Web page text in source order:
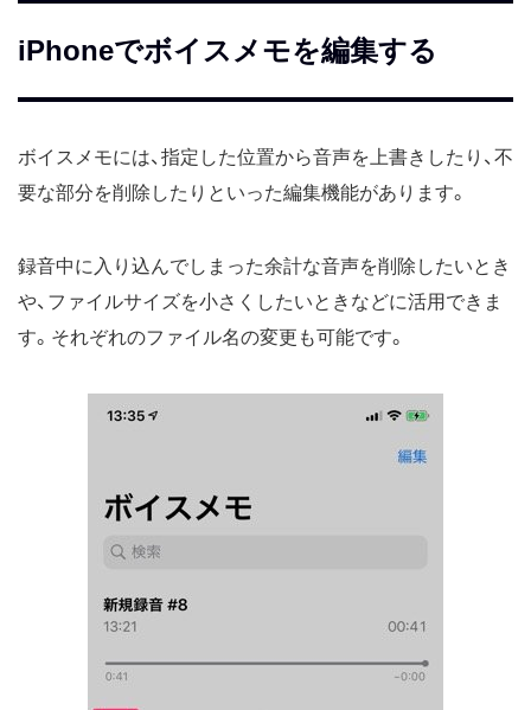
iPhoneでボイスメモを編集する
ボイスメモには、指定した位置から音声を上書きしたり、不
要な部分を削除したりといった編集機能があります。
録音中に入り込んでしまった余計な音声を削除したいとき
や、ファイルサイズを小さくしたいときなどに活用できま
す。それぞれのファイル名の変更も可能です。